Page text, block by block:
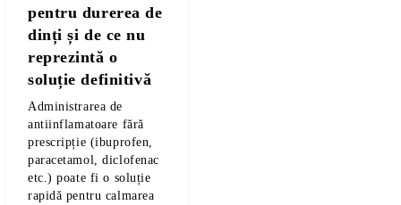
pentru durerea de
dinți și de ce nu
reprezintă o
soluție definitivă
Administrarea de
antiinflamatoare fără
prescripție (ibuprofen,
paracetamol, diclofenac
etc.) poate fi o soluție
rapidă pentru calmarea